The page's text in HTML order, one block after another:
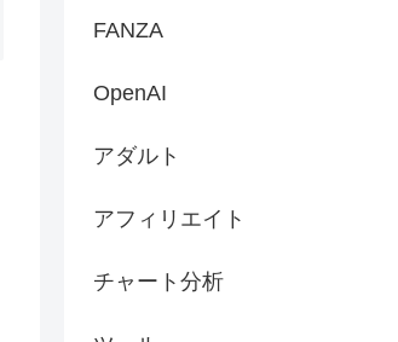
FANZA
OpenAI
アダルト
アフィリエイト
チャート分析